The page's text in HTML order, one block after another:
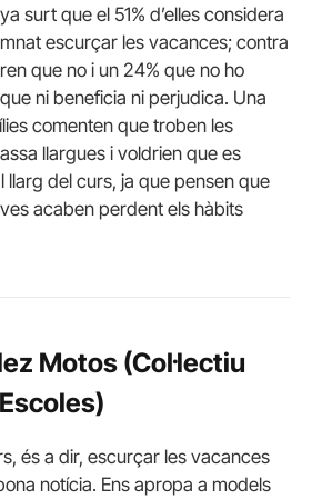
surt que el 51% d’elles considera
escurçar les vacances; contra
que no i un 24% que no ho
ni beneficia ni perjudica. Una
comenten que troben les
llargues i voldrien que es
llarg del curs, ja que pensen que
acaben perdent els hàbits
Motos (Col·lectiu
és a dir, escurçar les vacances
notícia. Ens apropa a models